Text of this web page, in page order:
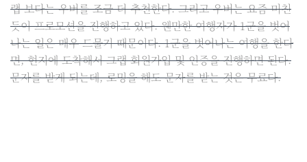
랩 보다는 우버를 조금 더 추천한다. 그리고 우버는 요즘 미친
듯이 프로모션을 진행하고 있다. 웬만한 여행자가 1군을 벗어
나는 일은 매우 드물기 때문이다. 1군을 벗어나는 여행을 한다
면, 현지에 도착해서 그랩 회원가입 및 인증을 진행하면 된다.
문자를 받게 되는데, 로밍을 해도 문자를 받는 것은 무료다.